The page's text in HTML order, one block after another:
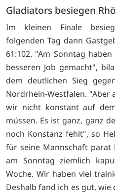
Gladiators besiegen
Im kleinen Finale
folgenden Tag dann
61:102. "Am Sonntag
besseren Job gemacht",
dem deutlichen Sieg
Nordrhein-Westfalen. "Aber
wir nicht konstant auf
müssen. Es ist ganz, ganz
noch Konstanz fehlt", so
für seine Mannschaft
am Sonntag ziemlich
Woche. Wir haben viel
Deshalb fand ich es gut,